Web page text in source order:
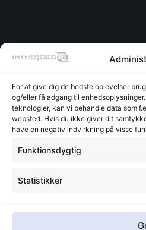
For at give dig de bedste oplevelser
og/eller få adgang til
teknologier, kan vi behandle data som
websted. Hvis du ikke giver dit
have en negativ indvirkning på visse
Funktionsdygtig
Statistikker
©
CVR:
Lager
Glyngøre
Lager
Glyngøre